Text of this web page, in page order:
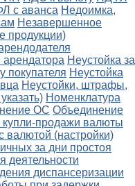
с аванса Недоимка,
Незавершенное
продукции)
Неустойка за
покупателя Неустойка
Неустойки, штрафы,
Номенклатура
ОС Объединение
продажи валюты
валютой (настройки)
за дни простоя
деятельности
диспансеризации